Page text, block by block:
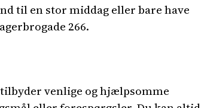
til en stor middag eller bare have
266.
venlige og hjælpsomme